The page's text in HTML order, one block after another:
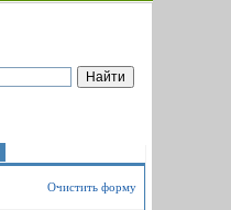
Очистить форму